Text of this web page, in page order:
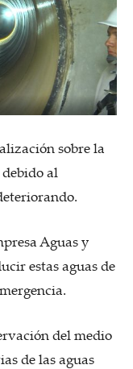
sobre la
al
Aguas y
estas aguas de
del medio
de las aguas